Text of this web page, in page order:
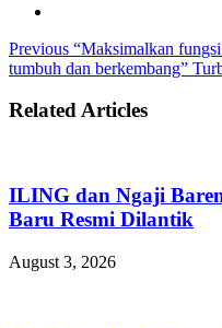
Previous “Maksimalkan
tumbuh dan berkembang”
Related Articles
ILING dan Ngaji
Baru Resmi Dilantik
August 3, 2026